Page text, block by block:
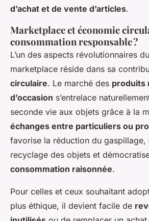
d’achat et de vente d’articles.
Marketplace et économie
consommation responsable ?
L’un des aspects révolutionnaires
marketplace réside dans sa
circulaire. Le marché des produits
d’occasion s’entrelace
seconde vie aux objets grâce à la
échanges entre particuliers ou
favorise la réduction du gaspillage,
recyclage des objets et
consommation raisonnée.
Pour celles et ceux souhaitant
plus éthique, il devient facile de